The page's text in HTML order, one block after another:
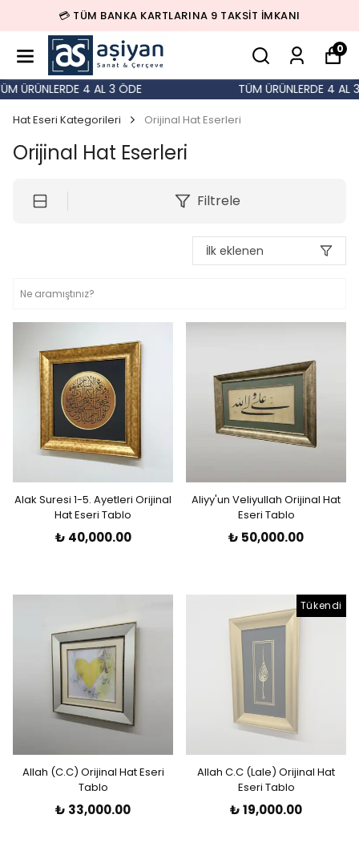
🚚 500 TL ÜZERİ SİPARİŞLERDE KARGO BEDAVA!
0
4 AL 3 ÖDE TÜM ÜRÜNLERDE 4 AL 3 ÖDE
Hat Eseri Kategorileri Orijinal Hat Eserleri
Orijinal Hat Eserleri
Filtrele
İlk eklenen
Alak Suresi 1-5. Ayetleri Orijinal
Hat Eseri Tablo
₺ 40,000.00
Aliyy'un Veliyullah Orijinal Hat
Eseri Tablo
₺ 50,000.00
Allah (C.C) Orijinal Hat Eseri
Tablo
₺ 33,000.00
Tükendi
Allah C.C (Lale) Orijinal Hat
Eseri Tablo
₺ 19,000.00